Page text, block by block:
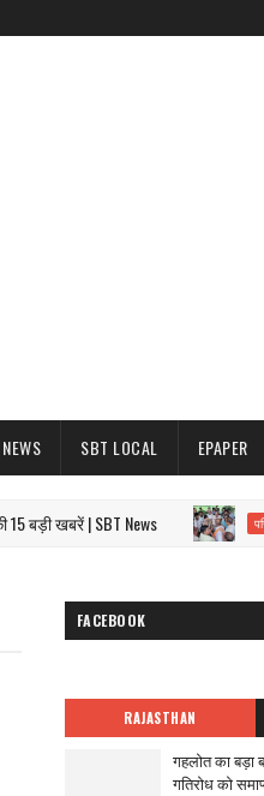
SBT LOCAL EPAPER
खबरें | SBT News परिजनों
FACEBOOK
RAJASTHAN
गहलोत का बड़ा
गतिरोध को